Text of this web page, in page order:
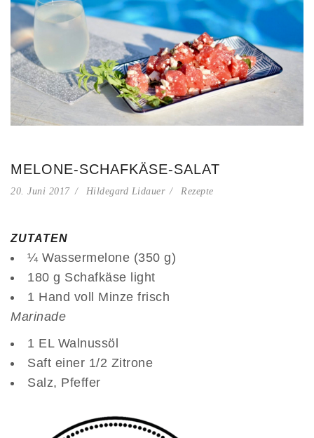
MELONE-SCHAFKÄSE-SALAT
20. Juni 2017 Hildegard Lidauer Rezepte
ZUTATEN
¼ Wassermelone (350 g)
180 g Schafkäse light
1 Hand voll Minze frisch
Marinade
1 EL Walnussöl
Saft einer 1/2 Zitrone
Salz, Pfeffer